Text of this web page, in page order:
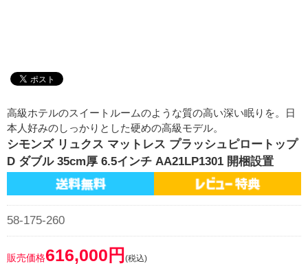
高級ホテルのスイートルームのような質の高い深い眠りを。日
本人好みのしっかりとした硬めの高級モデル。
シモンズ リュクス マットレス プラッシュピロートップ
D ダブル 35cm厚 6.5インチ AA21LP1301 開梱設置
58-175-260
販売価格616,000円 (税込)